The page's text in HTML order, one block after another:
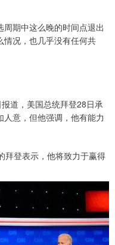
期中这么晚的时间点退出
情况，也几乎没有任何共
道，美国总统拜登28日承
意，但他强调，他有能力
登表示，他将致力于赢得